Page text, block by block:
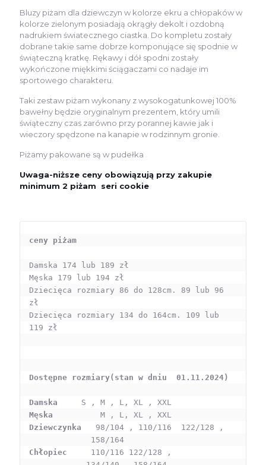
Bluzy piżam dla dziewczyn w kolorze ekru a chłopaków w
kolorze zielonym posiadają okrągły dekolt i ozdobną
nadrukiem światecznego ciastka. Do kompletu zostały
dobrane takie same dobrze komponujące się spodnie w
świąteczną kratkę. Rękawy i dół spodni zostały
wykończone miękkimi ściągaczami co nadaje im
sportowego charakteru.
Taki zestaw piżam wykonany z wysokogatunkowej 100%
bawełny będzie oryginalnym prezentem, który umili
świąteczny czas zarówno przy porannej kawie jak i
wieczory spędzone na kanapie w rodzinnym gronie.
Piżamy pakowane są w pudełka
Uwaga-niższe ceny obowiązują przy zakupie
minimum 2 piżam seri cookie
ceny piżam
Damska 174 lub 189 zł
Męska 179 lub 194 zł
Dziecięca rozmiary 86 do 128cm. 89 lub 96
zł
Dziecięca rozmiary 134 do 164cm. 109 lub
119 zł
Dostępne rozmiary(stan w dniu  01.11.2024)
Damska
Męska
Dziewczynka
  98/104 , 110/116  122/128 ,
Chłopiec
  110/116 122/128 ,